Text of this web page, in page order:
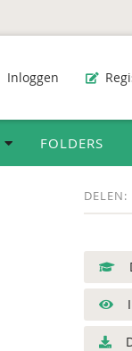
Inloggen
FOLDERS
DELEN: